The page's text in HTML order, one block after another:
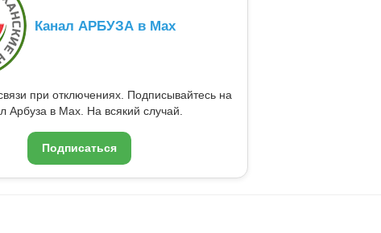
Канал АРБУЗА в Max
при отключениях. Подписывайтесь на
Арбуза в Max. На всякий случай.
Подписаться